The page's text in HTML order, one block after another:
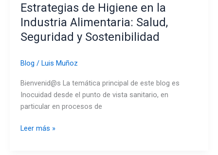
de
Limpieza
y
Rentabilidad
Estrategias de Higiene en la
Industria Alimentaria: Salud,
Seguridad y Sostenibilidad
Blog / Luis Muñoz
Bienvenid@s La temática principal de este blog es
Inocuidad desde el punto de vista sanitario, en
particular en procesos de
Estrategias
Leer más »